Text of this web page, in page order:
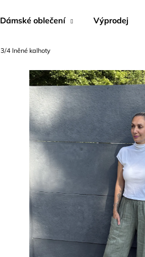
Dámské oblečení Výprodej
3/4 lněné kalhotyCo potřebujete najít?
Doporučujeme